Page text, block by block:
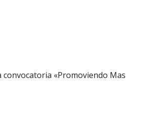
«Promoviendo Mas